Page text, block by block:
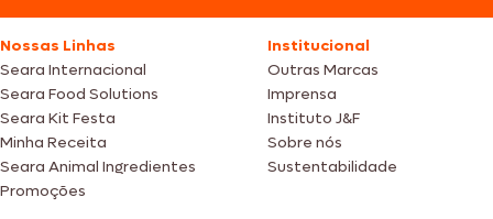
Nossas Linhas
Seara Internacional
Seara Food Solutions
Seara Kit Festa
Minha Receita
Seara Animal Ingredientes
Promoções
Institucional
Outras Marcas
Imprensa
Instituto J&F
Sobre nós
Sustentabilidade